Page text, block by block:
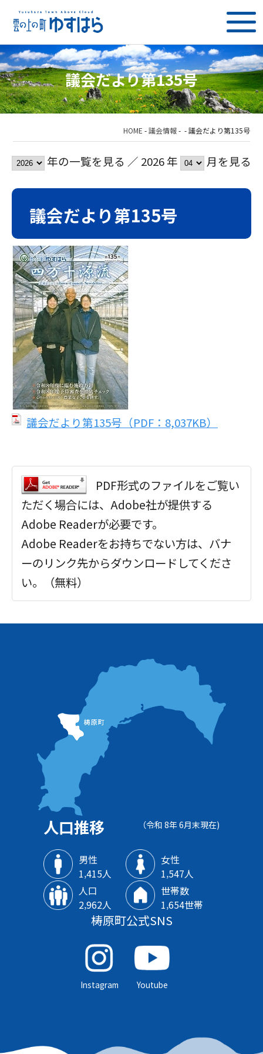
議会だより第135号
HOME -議会情報- -議会だより第135号
年の一覧を見る ／ 2026 年 月を見る
議会だより第135号
議会だより第135号（PDF：8,037KB）
PDF形式のファイルをご覧い
ただく場合には、Adobe社が提供する
Adobe Readerが必要です。
Adobe Readerをお持ちでない方は、バナ
ーのリンク先からダウンロードしてくださ
い。（無料）
人口推移 （令和 8年 6月末現在)
男性
1‚415人
女性
1‚547人
人口
2‚962人
世帯数
1‚654世帯
梼原町公式SNS
Instagram Youtube